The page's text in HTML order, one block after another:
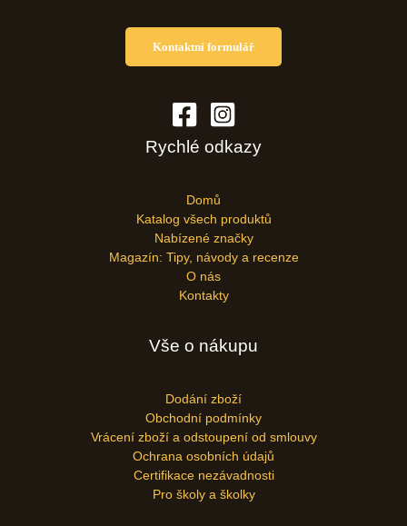
Kontaktní formulář
Rychlé odkazy
Domů
Katalog všech produktů
Nabízené značky
Magazín: Tipy, návody a recenze
O nás
Kontakty
Vše o nákupu
Dodání zboží
Obchodní podmínky
Vrácení zboží a odstoupení od smlouvy
Ochrana osobních údajů
Certifikace nezávadnosti
Pro školy a školky